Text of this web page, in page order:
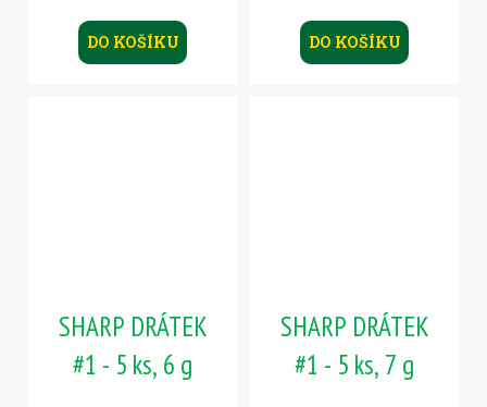
DO KOŠÍKU DO KOŠÍKU
SHARP DRÁTEK
#1 - 5 ks, 6 g
SHARP DRÁTEK
#1 - 5 ks, 7 g